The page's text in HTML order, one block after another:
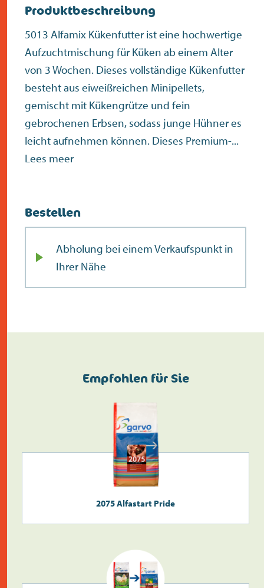
Produktbeschreibung
5013 Alfamix Kükenfutter ist eine hochwertige
Aufzuchtmischung für Küken ab einem Alter
von 3 Wochen. Dieses vollständige Kükenfutter
besteht aus eiweißreichen Minipellets,
gemischt mit Kükengrütze und fein
gebrochenen Erbsen, sodass junge Hühner es
leicht aufnehmen können. Dieses Premium-...
Lees meer
Bestellen
Abholung bei einem Verkaufspunkt in
Ihrer Nähe
Empfohlen für Sie
2075 Alfastart Pride